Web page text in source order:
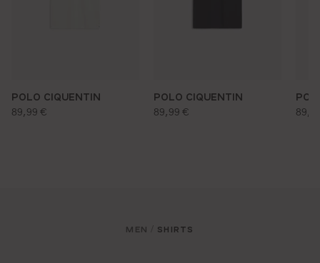
POLO CIQUENTIN
regulärer preis:
89,99 €
POLO CIQUENTIN
regulärer preis:
89,99 €
MEN SHIRTS